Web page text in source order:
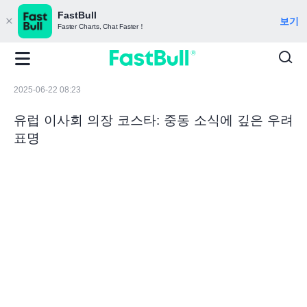
FastBull
Faster Charts, Chat Faster！ 보기
2025-06-22 08:23
유럽 ​​이사회 의장 코스타: 중동 소식에 깊은 우려
표명